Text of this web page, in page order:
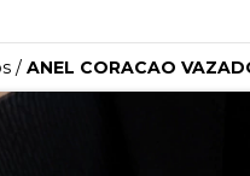
/ ANEL CORACAO